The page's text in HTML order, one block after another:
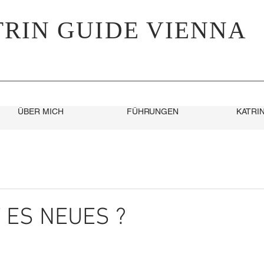
GUIDE VIENNA
ÜBER MICH FÜHRUNGEN
NEUES ?